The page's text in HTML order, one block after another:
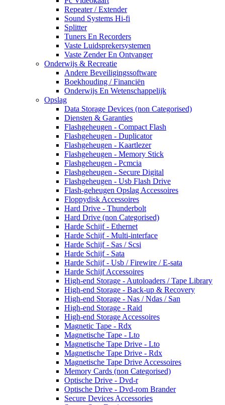
Repeater / Extender
Sound Systems Hi-fi
Splitter
Tuners En Recorders
Vaste Luidsprekersystemen
Vaste Zender En Ontvanger
Onderwijs & Recreatie
Andere Beveiligingssoftware
Boekhouding / Financiën
Onderwijs En Wetenschappelijk
Opslag
Data Storage Devices (non Categorised)
Diensten & Garanties
Flashgeheugen - Compact Flash
Flashgeheugen - Duplicator
Flashgeheugen - Kaartlezer
Flashgeheugen - Memory Stick
Flashgeheugen - Pcmcia
Flashgeheugen - Secure Digital
Flashgeheugen - Usb Flash Drive
Flash-geheugen Opslag Accessoires
Floppydisk Accessoires
Hard Drive - Thunderbolt
Hard Drive (non Categorised)
Harde Schijf - Ethernet
Harde Schijf - Multi-interface
Harde Schijf - Sas / Scsi
Harde Schijf - Sata
Harde Schijf - Usb / Firewire / E-sata
Harde Schijf Accessoires
High-end Storage - Autoloaders / Tape Library
High-end Storage - Back-up & Recovery
High-end Storage - Nas / Ndas / San
High-end Storage - Raid
High-end Storage Accessoires
Magnetic Tape - Rdx
Magnetische Tape - Lto
Magnetische Tape Drive - Lto
Magnetische Tape Drive - Rdx
Magnetische Tape Drive Accessoires
Memory Cards (non Categorised)
Optische Drive - Dvd-r
Optische Drive - Dvd-rom Brander
Secure Devices Accessories